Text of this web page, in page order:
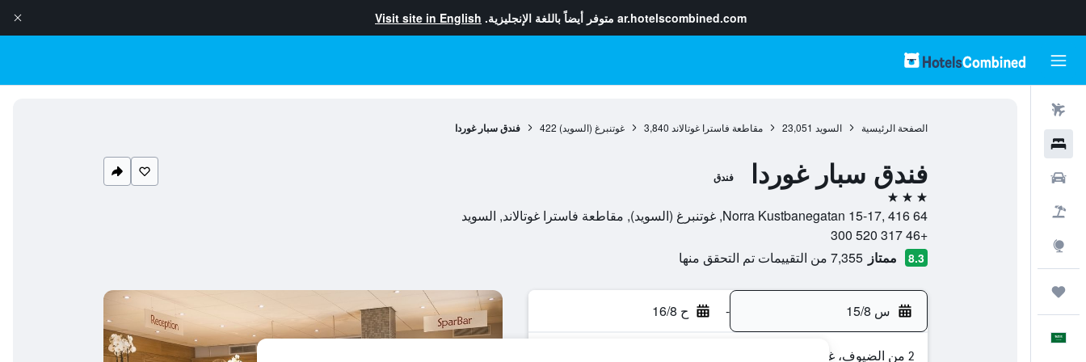
ar.hotelscombined.com متوفر أيضاً باللغة الإنجليزية. Visit site in English
الصفحة الرئيسية السويد 23,051 مقاطعة فاسترا غوتالاند 3,840 غوتنبرغ (السويد) 422 فندق سبار غوردا
فندق سبار غوردا فندق
3 نجوم
Norra Kustbanegatan 15-17, 416 64, غوتنبرغ (السويد), مقاطعة فاسترا غوتالاند, السويد
+46 317 520 300
8.3 ممتاز 7,355 من التقييمات تم التحقق منها
س 15/8 - ح 16/8
2 من الضيوف، غرفة واحدة